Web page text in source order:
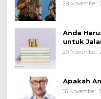
28 November,
Anda
untuk
20 November,
Apakah
16 November,